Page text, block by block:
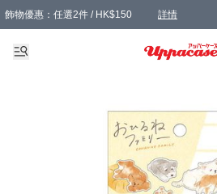
飾物優惠：任選2件 / HK$150 詳情
髮飾優惠：任選2件 / HK$100 詳情
精選襪子優惠：任選3對 / HK$115 詳情
滿額免運：本地訂單滿港幣350元可享免運費優惠